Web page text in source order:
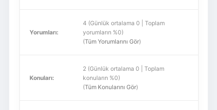
Yorumları:
4 (Günlük ortalama 0 | Toplam
yorumların %0)
(Tüm Yorumlarını Gör)
Konuları:
2 (Günlük ortalama 0 | Toplam
konuların %0)
(Tüm Konularını Gör)